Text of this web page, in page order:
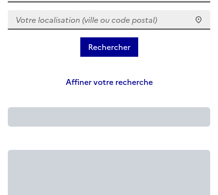
Votre localisation (ville ou code postal)
Affiner votre recherche